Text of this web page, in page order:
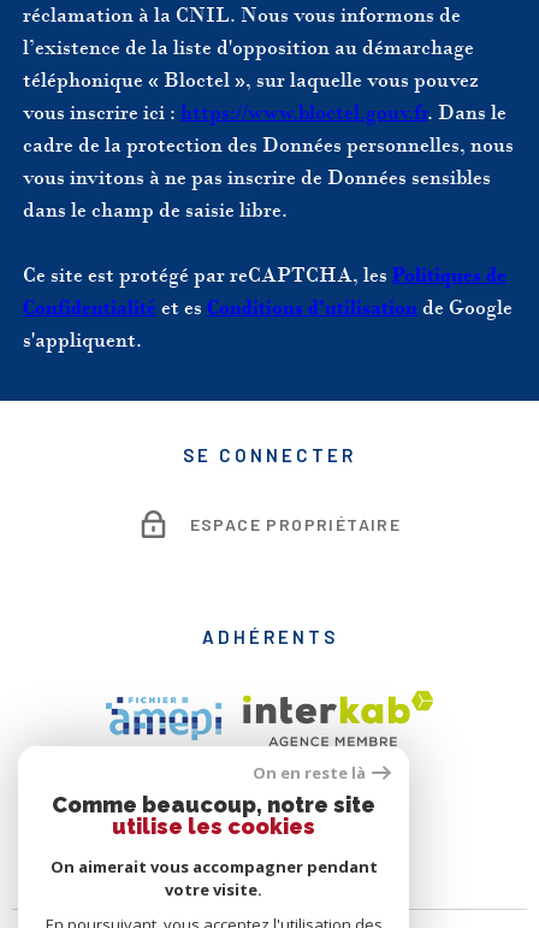
réclamation à la CNIL. Nous vous informons de
l’existence de la liste d'opposition au démarchage
téléphonique « Bloctel », sur laquelle vous pouvez
vous inscrire ici : https://www.bloctel.gouv.fr. Dans le
cadre de la protection des Données personnelles, nous
vous invitons à ne pas inscrire de Données sensibles
dans le champ de saisie libre.
Ce site est protégé par reCAPTCHA, les Politiques de
Confidentialitéet es Conditions d'utilisationde Google
s'appliquent.
SE CONNECTER
ESPACE PROPRIÉTAIRE
ADHÉRENTS
On en reste là
Comme beaucoup, notre site
utilise les cookies
On aimerait vous accompagner pendant
votre visite.